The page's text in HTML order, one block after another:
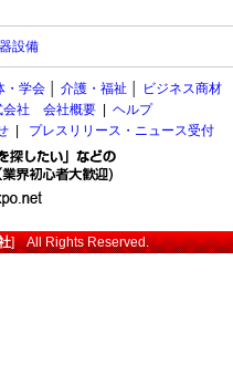
設備
・学会 介護・福祉
ビジネス商材
会社 会社概要
ヘルプ
プレスリリース・ニュース受付
] All Rights Reserved.